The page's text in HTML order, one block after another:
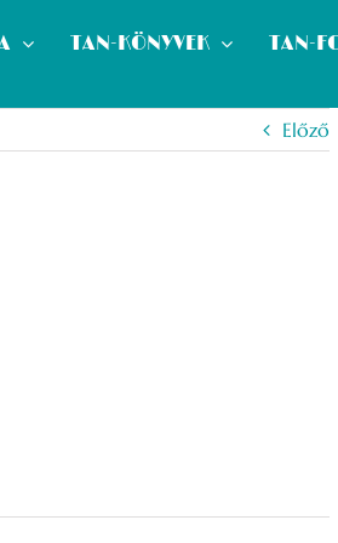
TAN-KÖNYVEK TAN-
Előző